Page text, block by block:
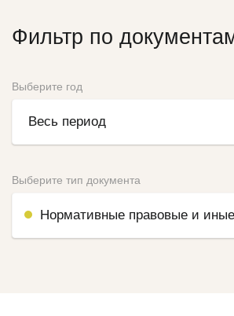
Фильтр по
Выберите год
Весь период
Выберите тип документа